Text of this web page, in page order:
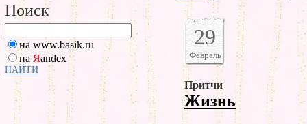
Поиск
на www.basik.ru
на Яandex
НАЙТИ
29
Февраль
Притчи
Жизнь